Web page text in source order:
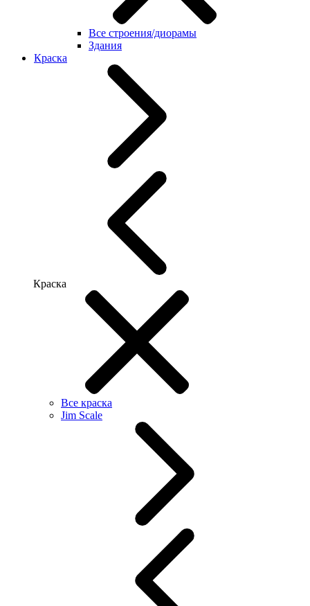
Все строения/диорамы
Здания
Краска
Краска
Все краска
Jim Scale